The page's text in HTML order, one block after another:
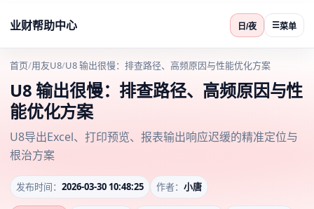
业财帮助中心 日/夜 ☰菜单
首页/用友U8/U8 输出很慢：排查路径、高频原因与性能优化方案
U8 输出很慢：排查路径、高频原因与性
能优化方案
U8导出Excel、打印预览、报表输出响应迟缓的精准定位与
根治方案
发布时间： 2026-03-30 10:48:25 作者： 小唐